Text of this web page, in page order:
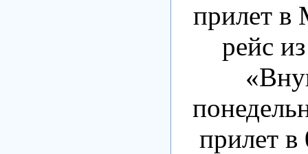
прилет в
рейс
прилет